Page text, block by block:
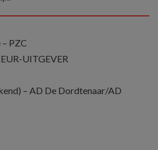
PZC
UITGEVER
– AD De Dordtenaar/AD